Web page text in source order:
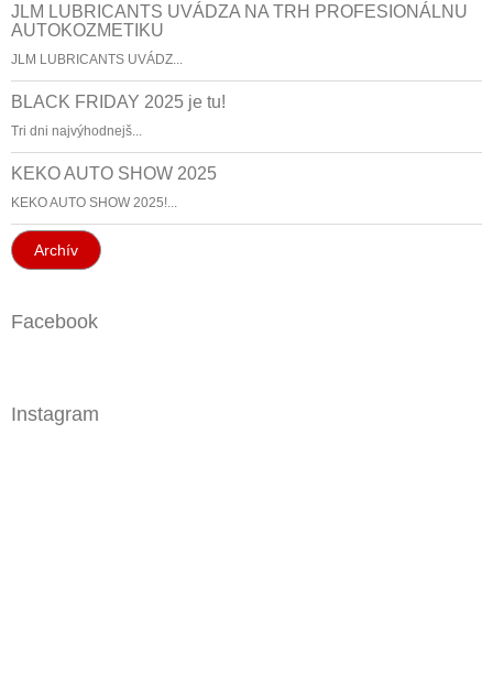
JLM LUBRICANTS UVÁDZA NA TRH PROFESIONÁLNU
AUTOKOZMETIKU
JLM LUBRICANTS UVÁDZ...
BLACK FRIDAY 2025 je tu!
Tri dni najvýhodnejš...
KEKO AUTO SHOW 2025
KEKO AUTO SHOW 2025!...
Archív
Facebook
Instagram